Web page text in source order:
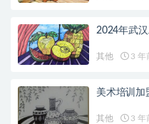
2024年武
其他 3 年
美术培训加
其他 3 年